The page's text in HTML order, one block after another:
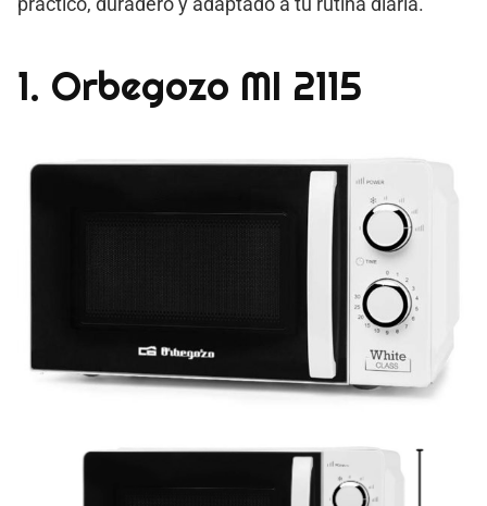
1. Orbegozo MI 2115